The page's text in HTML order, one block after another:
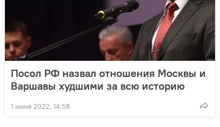
Посол РФ назвал отношения Москвы и
Варшавы худшими за всю историю
1 июня 2022, 14:58